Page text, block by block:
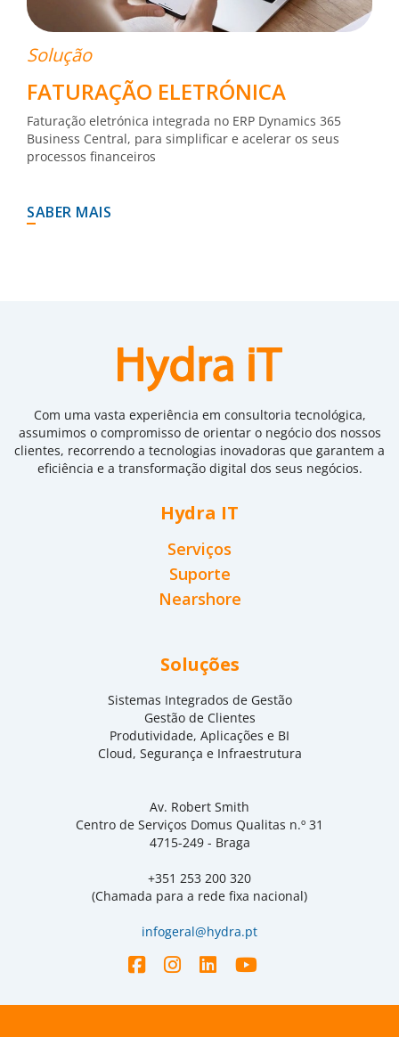
Solução
FATURAÇÃO ELETRÓNICA
Faturação eletrónica integrada no ERP Dynamics 365
Business Central, para simplificar e acelerar os seus
processos financeiros
SABER MAIS
Com uma vasta experiência em consultoria tecnológica,
assumimos o compromisso de orientar o negócio dos nossos
clientes, recorrendo a tecnologias inovadoras que garantem a
eficiência e a transformação digital dos seus negócios.
Hydra IT
Serviços
Suporte
Nearshore
Soluções
Sistemas Integrados de Gestão
Gestão de Clientes
Produtividade, Aplicações e BI
Cloud, Segurança e Infraestrutura
Av. Robert Smith
Centro de Serviços Domus Qualitas n.º 31
4715-249 - Braga
+351 253 200 320
(Chamada para a rede fixa nacional)
infogeral@hydra.pt